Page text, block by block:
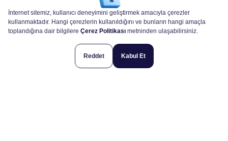
Çifte Havuzlar Mh. Eski Londra Asfaltı Cd. Yıldız Teknopark
Davutpaşa Kampüsü B2 / Blok Kat:-1 No:114 ESENLER /
İSTANBUL
İnternet sitemiz, kullanıcı deneyimini geliştirmek amacıyla çerezler
kullanmaktadır. Hangi çerezlerin kullanıldığını ve bunların hangi amaçla
toplandığına dair bilgilere Çerez Politikası metninden ulaşabilirsiniz.
Reddet Kabul Et